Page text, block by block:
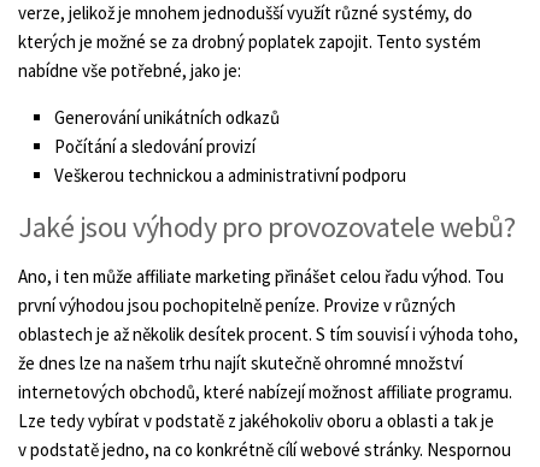
verze, jelikož je mnohem jednodušší využít různé systémy, do
kterých je možné se za drobný poplatek zapojit. Tento systém
nabídne vše potřebné, jako je:
Generování unikátních odkazů
Počítání a sledování provizí
Veškerou technickou a administrativní podporu
Jaké jsou výhody pro provozovatele webů?
Ano, i ten může affiliate marketing přinášet celou řadu výhod. Tou
první výhodou jsou pochopitelně peníze. Provize v různých
oblastech je až několik desítek procent. S tím souvisí i výhoda toho,
že dnes lze na našem trhu najít skutečně ohromné množství
internetových obchodů, které nabízejí možnost affiliate programu.
Lze tedy vybírat v podstatě z jakéhokoliv oboru a oblasti a tak je
v podstatě jedno, na co konkrétně cílí webové stránky. Nespornou